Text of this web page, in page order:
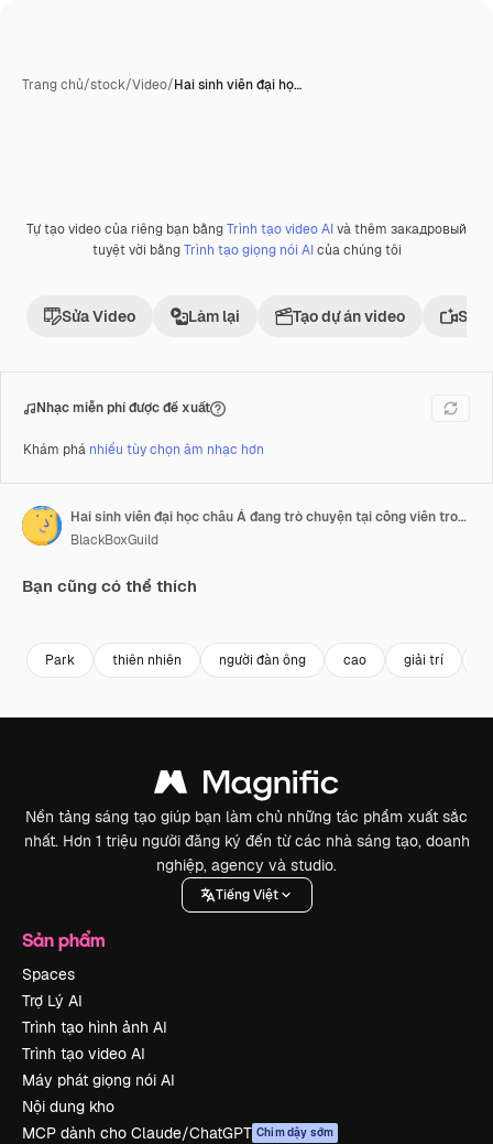
Trang chủ/stock/Video/Hai sinh viên đại họ…
Phần thưởng
Tự tạo video của riêng bạn bằngTrình tạo video AIvà thêm закадровый
tuyệt vời bằngTrình tạo giọng nói AIcủa chúng tôi
Sửa Video Làm lại Tạo dự án video Sử
Nhạc miễn phí được đề xuất
Khám phá nhiều tùy chọn âm nhạc hơn
Hai sinh viên đại học châu Á đang trò chuyện tại công viên trong khuôn viên trường.
BlackBoxGuild
Bạn cũng có thể thích
Park thiên nhiên người đàn ông cao giải trí
Nền tảng sáng tạo giúp bạn làm chủ những tác phẩm xuất sắc
nhất. Hơn 1 triệu người đăng ký đến từ các nhà sáng tạo, doanh
nghiệp, agency và studio.
Tiếng Việt
Sản phẩm
Spaces
Trợ Lý AI
Trình tạo hình ảnh AI
Trình tạo video AI
Máy phát giọng nói AI
Nội dung kho
MCP dành cho Claude/ChatGPT Chim dậy sớm